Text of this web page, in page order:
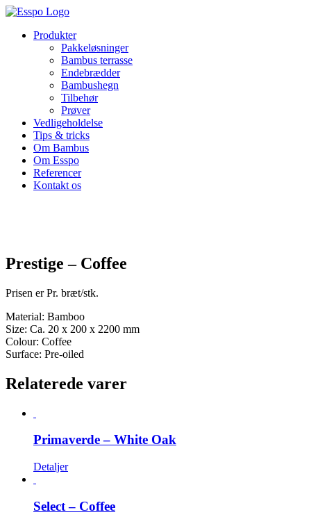
Skip
contentProdukter
Pakkeløsninger
Bambus terrasse
Endebrædder
Bambushegn
Tilbehør
Prøver
Vedligeholdelse
Tips & tricks
Om Bambus
Om Esspo
Referencer
Kontakt os
Prestige – Coffee
Prisen er Pr. bræt/stk.
Material: Bamboo
Size: Ca. 20 x 200 x 2200 mm
Colour: Coffee
Surface: Pre-oiled
Relaterede varer
Primaverde – White Oak
Detaljer
Select – Coffee